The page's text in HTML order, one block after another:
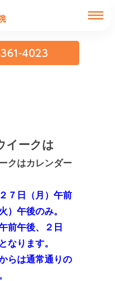
イークは
クはカレンダー
７日（月）午前
）午後のみ。
前午後、２日
なります。
らは通常通りの